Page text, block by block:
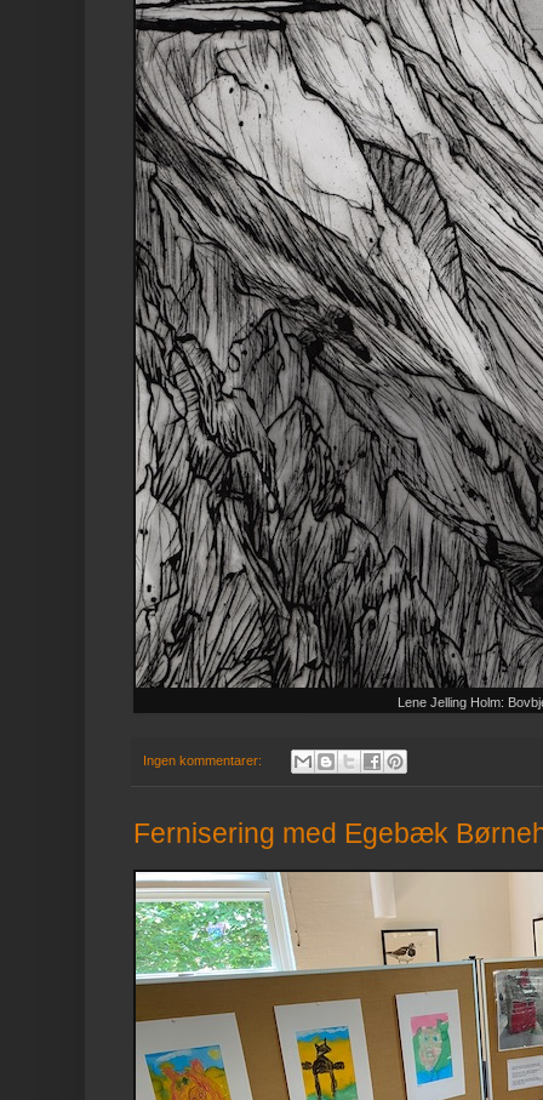
Lene Jelling Holm:
Ingen kommentarer:
Fernisering med Egebæk